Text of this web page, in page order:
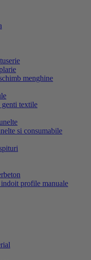
menghine
genti textile
si consumabile
profile manuale